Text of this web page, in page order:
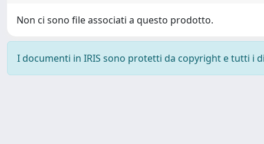
Non ci sono file associati a questo prodotto.
I documenti in IRIS sono protetti da copyright e tutti i